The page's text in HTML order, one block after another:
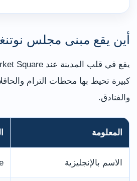
أين يقع مبنى مجلس
كبيرة تحيط بها محطات الترام
والفنادق.
المعلومة
الاسم بالإنجليزية